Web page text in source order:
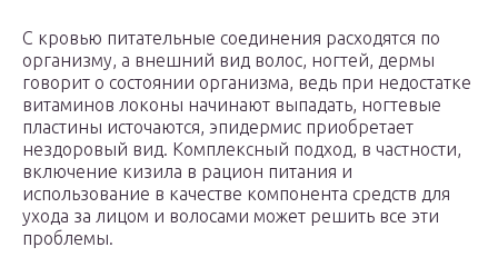
С кровью питательные соединения расходятся по
организму, а внешний вид волос, ногтей, дермы
говорит о состоянии организма, ведь при недостатке
витаминов локоны начинают выпадать, ногтевые
пластины источаются, эпидермис приобретает
нездоровый вид. Комплексный подход, в частности,
включение кизила в рацион питания и
использование в качестве компонента средств для
ухода за лицом и волосами может решить все эти
проблемы.